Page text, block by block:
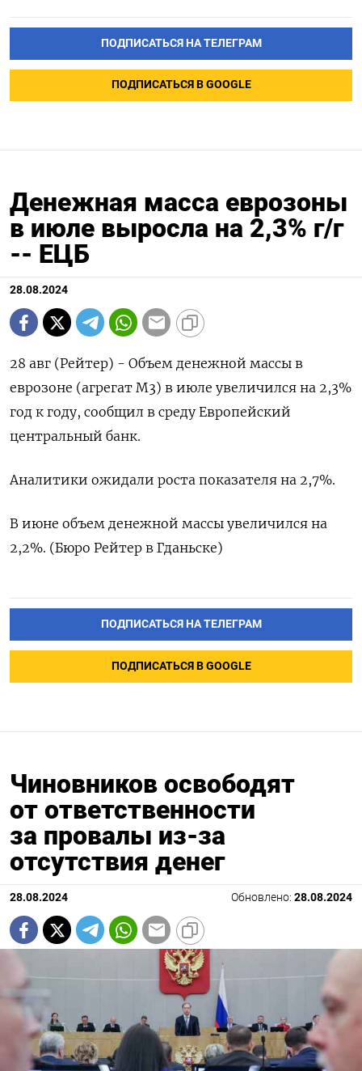
ПОДПИСАТЬСЯ НА ТЕЛЕГРАМ
ПОДПИСАТЬСЯ В GOOGLE
Денежная масса еврозоны
в июле выросла на 2,3% г/г
-- ЕЦБ
28.08.2024
28 авг (Рейтер) - Объем денежной массы в
еврозоне (агрегат М3) в июле увеличился на 2,3%
год к году, сообщил в среду Европейский
центральный банк.
Аналитики ожидали роста показателя на 2,7%.
В июне объем денежной массы увеличился на
2,2%. (Бюро Рейтер в Гданьске)
ПОДПИСАТЬСЯ НА ТЕЛЕГРАМ
ПОДПИСАТЬСЯ В GOOGLE
Чиновников освободят
от ответственности
за провалы из-за
отсутствия денег
28.08.2024 Обновлено: 28.08.2024